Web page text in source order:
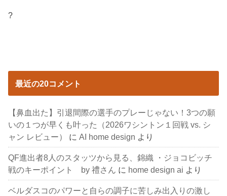
?
最近の20コメント
【鼻血出た】引退間際の選手のプレーじゃない！3つの願
いの１つが早くも叶った（2026ワシントン１回戦 vs. シ
ャン レビュー）
に AI home design より
QF進出者8人のスタッツから見る、錦織 ・ジョコビッチ
戦のキーポイント by 禮さん に home design ai より
ベルダスコのパワーと自らの調子に苦しみ出入りの激し